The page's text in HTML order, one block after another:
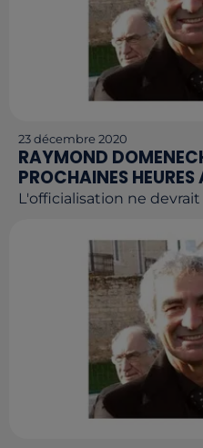
23 décembre 2020
RAYMOND
PROCHAINES
L'officialisation ne